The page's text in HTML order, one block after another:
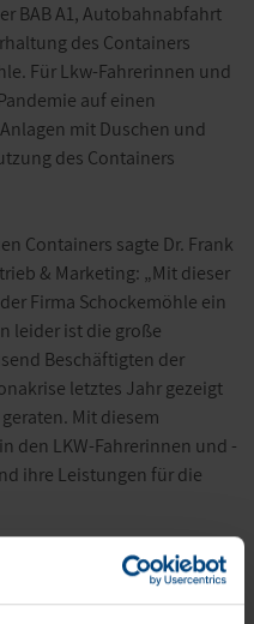
BAB A1, Autobahnabfahrt
des Containers
Für Lkw-Fahrerinnen und
auf einen
mit Duschen und
des Containers
Containers sagte Dr. Frank
& Marketing: „Mit dieser
Firma Schockemöhle ein
leider ist die große
Beschäftigten der
letztes Jahr gezeigt
Mit diesem
den LKW-Fahrerinnen und -
ihre Leistungen für die
findet gemeinsam mit der
der Aktion